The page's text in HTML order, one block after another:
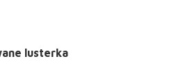
lusterka